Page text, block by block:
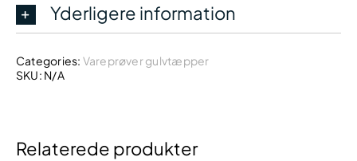
Yderligere information
Categories: Vareprøver gulvtæpper
SKU: N/A
Relaterede produkter